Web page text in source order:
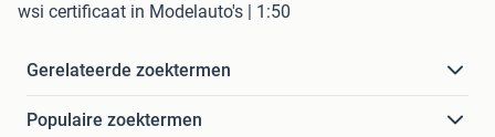
wsi certificaat in Modelauto's | 1:50
Gerelateerde zoektermen
Populaire zoektermen